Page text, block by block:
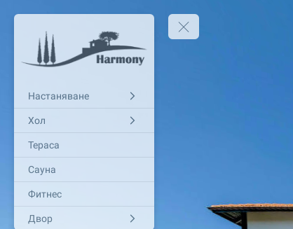
Настаняване
Хол
Тераса
Сауна
Фитнес
Двор